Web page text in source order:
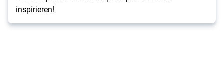
inspirieren!